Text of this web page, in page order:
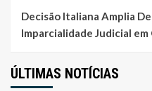
Decisão Italiana Amplia
Imparcialidade Judicial em
ÚLTIMAS NOTÍCIAS